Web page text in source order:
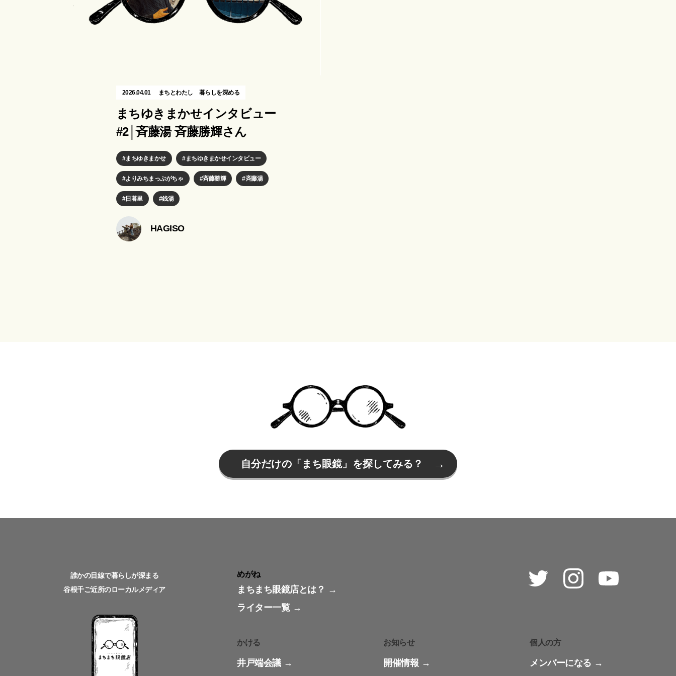
2026.04.01 まちとわたし 暮らしを深める
まちゆきまかせインタビュー
#2│斉藤湯 斉藤勝輝さん
まちゆきまかせ まちゆきまかせインタビュー
よりみちまっぷがちゃ 斉藤勝輝 斉藤湯
日暮里 銭湯
HAGISO
自分だけの「まち眼鏡」を探してみる？
誰かの目線で暮らしが深まる
谷根千ご近所のローカルメディア
めがね
まちまち眼鏡店とは？
ライター一覧
かける
井戸端会議
お知らせ
開催情報
個人の方
メンバーになる
Twitter Instagram